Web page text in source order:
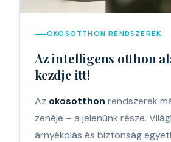
OKOSOTTHON RENDSZEREK
Az intelligens otthon
kezdje itt!
Az okosotthon rendszerek
zenéje – a jelenünk része.
árnyékolás és biztonság